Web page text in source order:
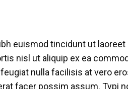
euismod tincidunt ut laoreet
nisl ut aliquip ex ea
nulla facilisis at vero
facer possim assum. Typi